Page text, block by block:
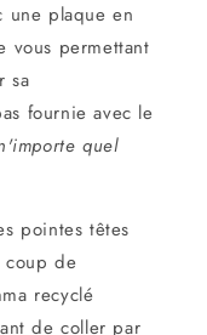
une plaque en
vous permettant
sa
fournie avec le
quel
pointes têtes
coup de
recyclé
de coller par